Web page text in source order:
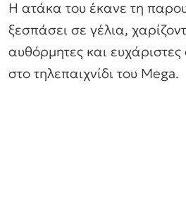
Η ατάκα του έκανε τη
ξεσπάσει σε γέλια,
αυθόρμητες και ευχάριστες
στο τηλεπαιχνίδι του Mega.